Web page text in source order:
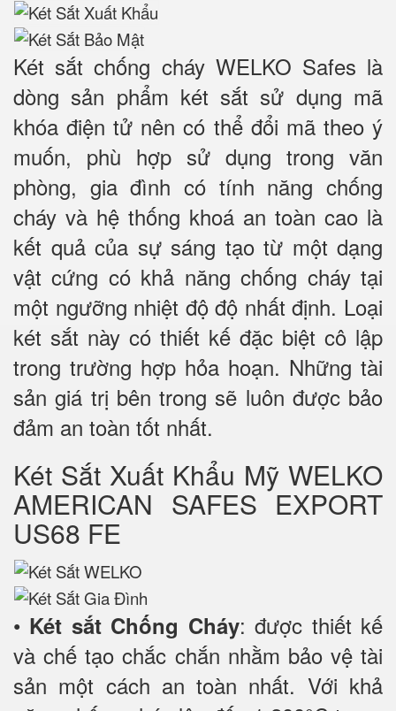
Két sắt chống cháy WELKO Safes là
dòng sản phẩm két sắt sử dụng mã
khóa điện tử nên có thể đổi mã theo ý
muốn, phù hợp sử dụng trong văn
phòng, gia đình có tính năng chống
cháy và hệ thống khoá an toàn cao là
kết quả của sự sáng tạo từ một dạng
vật cứng có khả năng chống cháy tại
một ngưỡng nhiệt độ độ nhất định. Loại
két sắt này có thiết kế đặc biệt cô lập
trong trường hợp hỏa hoạn. Những tài
sản giá trị bên trong sẽ luôn được bảo
đảm an toàn tốt nhất.
Két Sắt Xuất Khẩu Mỹ WELKO
AMERICAN SAFES EXPORT
US68 FE
• Két sắt Chống Cháy: được thiết kế
và chế tạo chắc chắn nhằm bảo vệ tài
sản một cách an toàn nhất. Với khả